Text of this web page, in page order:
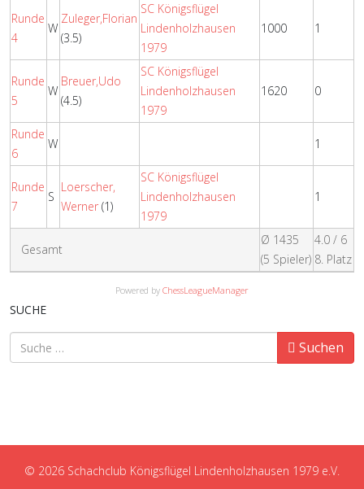
Runde
4
W
Zuleger,Florian
(3.5)
SC Königsflügel
Lindenholzhausen
1979
1000 1
Runde
5
W
Breuer,Udo
(4.5)
SC Königsflügel
Lindenholzhausen
1979
1620 0
Runde
6
W 1
Runde
7
S
Loerscher,
Werner (1)
SC Königsflügel
Lindenholzhausen
1979
1
Gesamt
Ø 1435
(5 Spieler)
4.0 / 6
8. Platz
Powered by ChessLeagueManager
SUCHE
Suchen
Suchen
© 2026 Schachclub Königsflügel Lindenholzhausen 1979 e.V.